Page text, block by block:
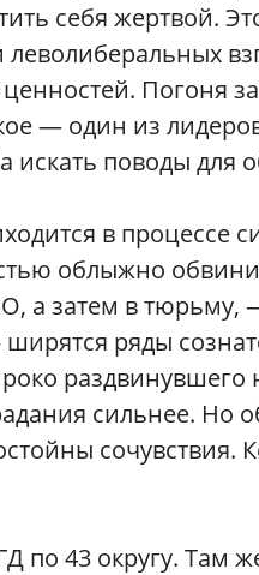
себя жертвой.
Погоня
— один из
поводы для
в процессе
облыжно
а затем в тюрьму,
ряды
раздвинувшего
сильнее. Но
сочувствия.
по 43 округу. Там